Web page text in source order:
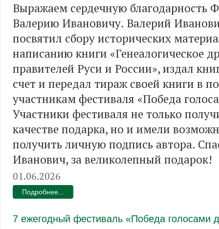
Выражаем сердечную благодарность
Валерию Ивановичу. Валерий
посвятил сбору исторических
написанию книги «Генеалогическое
правителей Руси и России», издал
счет и передал тираж своей книги в
участникам фестиваля «Победа
Участники фестиваля не только
качестве подарка, но и имели
получить личную подпись автора.
Иванович, за великолепный подарок!
01.06.2026
Подробнее...
7 ежегодный фестиваль «Победа голосами